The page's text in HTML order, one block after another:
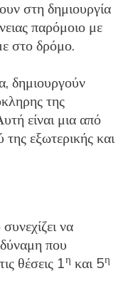
στη δημιουργία
παρόμοιο με
στο δρόμο.
δημιουργούν
της
είναι μια από
της εξωτερικής και
να
που
θέσεις 1η και 5η